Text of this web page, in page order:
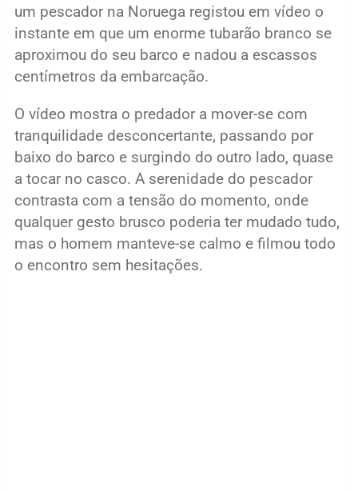
um pescador na Noruega registou em vídeo o
instante em que um enorme tubarão branco se
aproximou do seu barco e nadou a escassos
centímetros da embarcação.
O vídeo mostra o predador a mover-se com
tranquilidade desconcertante, passando por
baixo do barco e surgindo do outro lado, quase
a tocar no casco. A serenidade do pescador
contrasta com a tensão do momento, onde
qualquer gesto brusco poderia ter mudado tudo,
mas o homem manteve-se calmo e filmou todo
o encontro sem hesitações.